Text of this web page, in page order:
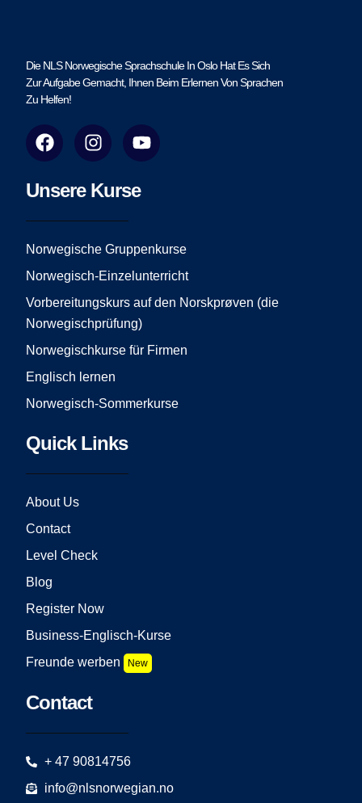
Die NLS Norwegische Sprachschule In Oslo Hat Es Sich
Zur Aufgabe Gemacht, Ihnen Beim Erlernen Von Sprachen
Zu Helfen!
F
a
e
o
o
I
n
t
g
r
m
Y
o
t
e
Unsere Kurse
Norwegische Gruppenkurse
Norwegisch-Einzelunterricht
Vorbereitungskurs auf den Norskprøven (die
Norwegischprüfung)
Norwegischkurse für Firmen
Englisch lernen
Norwegisch-Sommerkurse
Quick Links
About Us
Contact
Level Check
Blog
Register Now
Business-Englisch-Kurse
Freunde werben
New
Contact
+ 47 90814756
info@nlsnorwegian.no